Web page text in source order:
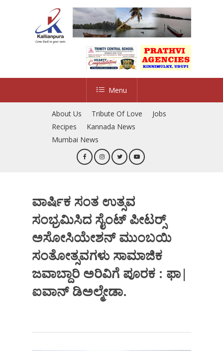
Menu
About Us Tribute Of Love
Jobs
Recipes
Kannada News
Mumbai News
ವಾರ್ಷಿಕ ಸಂತ ಉತ್ಸವ
ಸಂಭ್ರಮಿಸಿದ ಸೈಂಟ್ ಪೀಟರ್‍ಸ್
ಅಸೋಸಿಯೇಶನ್ ಮುಂಬಯಿ
ಸಂತೋತ್ಸವಗಳು ಸಾಮಾಜಿಕ
ಜವಾಬ್ದಾರಿ ಅರಿವಿಗೆ ಪೂರಕ : ಫಾ|
ಐವಾನ್ ಡಿಅಲ್ಮೇಡಾ.